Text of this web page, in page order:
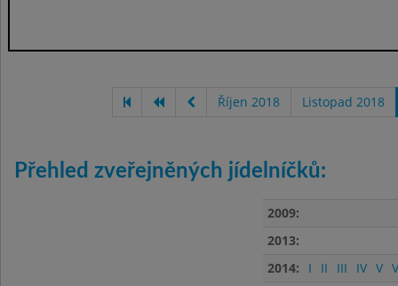
Říjen 2018 Listopad 2018
Přehled zveřejněných jídelníčků:
2009:
2013:
2014:
I II III IV V